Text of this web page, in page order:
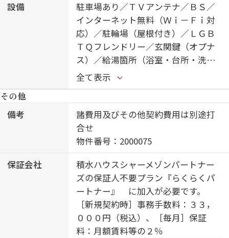
設備
駐車場あり／ＴＶアンテナ／ＢＳ／
インターネット無料（Ｗｉ－Ｆｉ対
応）／駐輪場（屋根付き）／ＬＧＢ
ＴＱフレンドリー／玄関鍵（オプナ
ス）／給湯箇所（浴室・台所・洗面
所）／ＩＨクッキングヒーター／バ
ス・トイレ（セパレイト）／２４Ｈ
換気システム／洗髪洗面化粧台／ト
イレ（暖房洗浄便座）／エアコン
（１台設置）／フローリング／専用
庭／トイレ（温水洗浄便座）／モニ
タ付ドアホン／システムキッチン／
給湯器（追焚機能付）／洗濯機置場
（室内）／高齢者対応可
全て表示
その他
備考
諸費用及びその他契約費用は別途打
合せ
物件番号：2000075
保証会社
積水ハウスシャーメゾンパートナー
ズの保証人不要プラン『らくらくパ
ートナー』 に加入が必要です。
［新規契約時］事務手数料：３３，
０００円（税込）、［毎月］保証
料：月額賃料等の２％